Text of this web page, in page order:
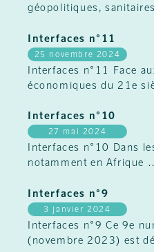
géopolitiques,
Interfaces n°11
25 novembre 2024
Interfaces n°11 Face
économiques du 21e
Interfaces n°10
27 mai 2024
Interfaces n°10 Dans
notamment en Afrique
Interfaces n°9
3 janvier 2024
Interfaces n°9 Ce 9e
(novembre 2023) est